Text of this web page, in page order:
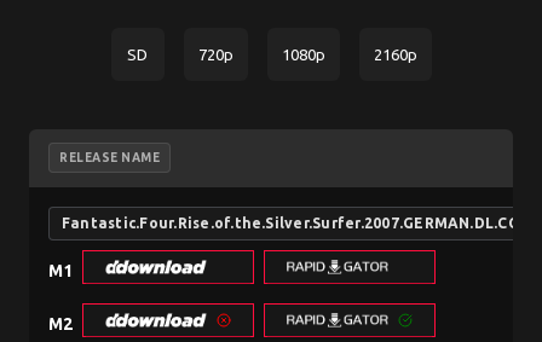
SD 720p 1080p 2160p
RELEASE NAME
M1
M2